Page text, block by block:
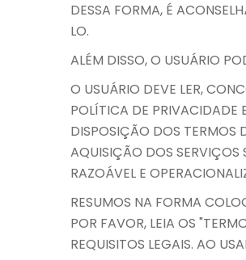
DESSA FORMA, É
LO.
ALÉM DISSO, O USUÁRIO
O USUÁRIO DEVE LER,
POLÍTICA DE PRIVACIDADE
DISPOSIÇÃO DOS TERMOS
AQUISIÇÃO DOS SERVIÇOS
RAZOÁVEL E
RESUMOS NA FORMA
POR FAVOR, LEIA OS
REQUISITOS LEGAIS. AO